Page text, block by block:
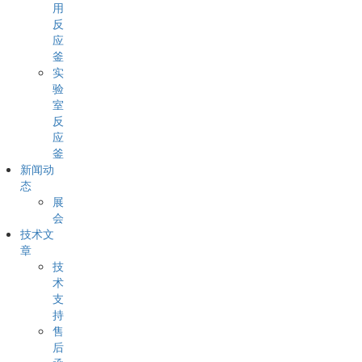
用
反
应
釜
实
验
室
反
应
釜
新闻动
态
展
会
技术文
章
技
术
支
持
售
后